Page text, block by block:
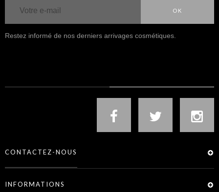
OK
Restez informé de nos derniers arrivages cosmétiques.
CONTACTEZ-NOUS
INFORMATIONS